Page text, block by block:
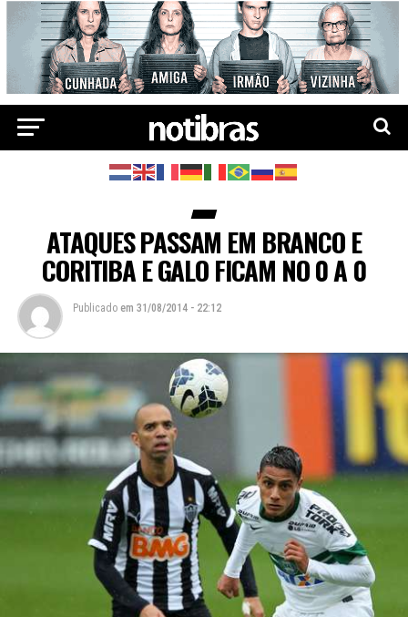
ATAQUES PASSAM EM BRANCO E
CORITIBA E GALO FICAM NO 0 A 0
Publicado em 31/08/2014 - 22:12